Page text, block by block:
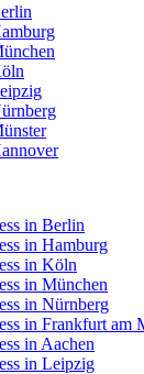
in Berlin
in Hamburg
in Köln
in München
in Nürnberg
in Frankfurt am
in Aachen
in Leipzig